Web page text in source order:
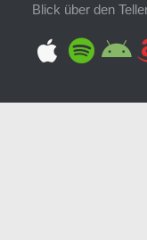
Blick über den